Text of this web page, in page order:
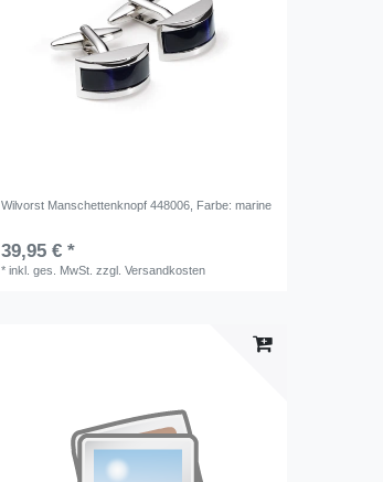
Wilvorst Manschettenknopf 448006 , Farbe: marine
39,95 € *
*inkl. ges. MwSt. zzgl.Versandkosten